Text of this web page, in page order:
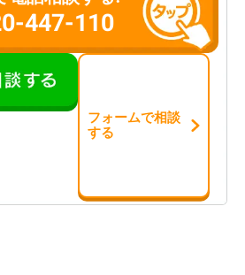
447-110
フォームで相談
する